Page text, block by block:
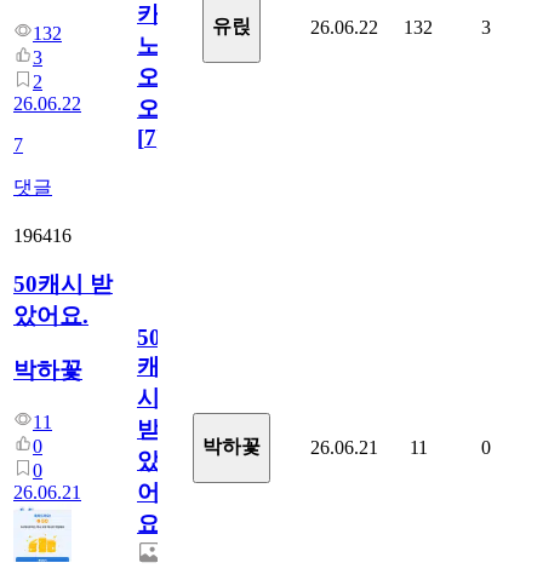
132
3
2
26.06.22
7
댓글
카
노
오
오!
[7]
유릱 26.06.22 132 3
196416
50캐시 받
았어요.
박하꽃
11
0
0
26.06.21
50
캐
시
받
았
어
요.
박하꽃 26.06.21 11 0